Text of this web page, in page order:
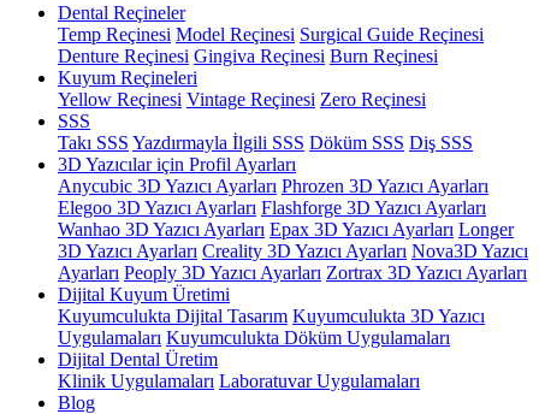
Dental Reçineler
Temp Reçinesi Model Reçinesi Surgical Guide Reçinesi
Denture Reçinesi Gingiva Reçinesi Burn Reçinesi
Kuyum Reçineleri
Yellow Reçinesi Vintage Reçinesi Zero Reçinesi
SSS
Takı SSS Yazdırmayla İlgili SSS Döküm SSS Diş SSS
3D Yazıcılar için Profil Ayarları
Anycubic 3D Yazıcı Ayarları Phrozen 3D Yazıcı Ayarları
Elegoo 3D Yazıcı Ayarları Flashforge 3D Yazıcı Ayarları
Wanhao 3D Yazıcı Ayarları Epax 3D Yazıcı Ayarları Longer
3D Yazıcı Ayarları Creality 3D Yazıcı Ayarları Nova3D Yazıcı
Ayarları Peoply 3D Yazıcı Ayarları Zortrax 3D Yazıcı Ayarları
Dijital Kuyum Üretimi
Kuyumculukta Dijital Tasarım Kuyumculukta 3D Yazıcı
Uygulamaları Kuyumculukta Döküm Uygulamaları
Dijital Dental Üretim
Klinik Uygulamaları Laboratuvar Uygulamaları
Blog